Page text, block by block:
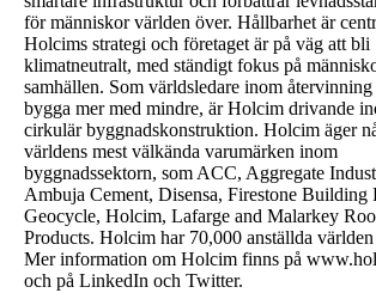
för människor världen över. Hållbarhet är
Holcims strategi och företaget är på väg att bli
klimatneutralt, med ständigt fokus på
samhällen. Som världsledare inom
bygga mer med mindre, är Holcim drivande
cirkulär byggnadskonstruktion. Holcim äger
världens mest välkända varumärken inom
byggnadssektorn, som ACC, Aggregate
Ambuja Cement, Disensa, Firestone Building
Geocycle, Holcim, Lafarge and Malarkey
Products. Holcim har 70,000 anställda världen
Mer information om Holcim finns på
och på LinkedIn och Twitter.